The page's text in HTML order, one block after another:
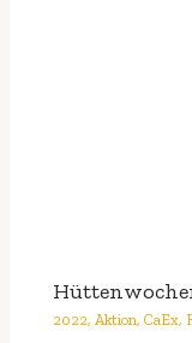
2022,Aktion,CaEx,